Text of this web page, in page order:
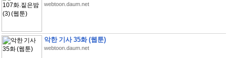
webtoon.daum.net
악한 기사 35화 (웹툰)
webtoon.daum.net